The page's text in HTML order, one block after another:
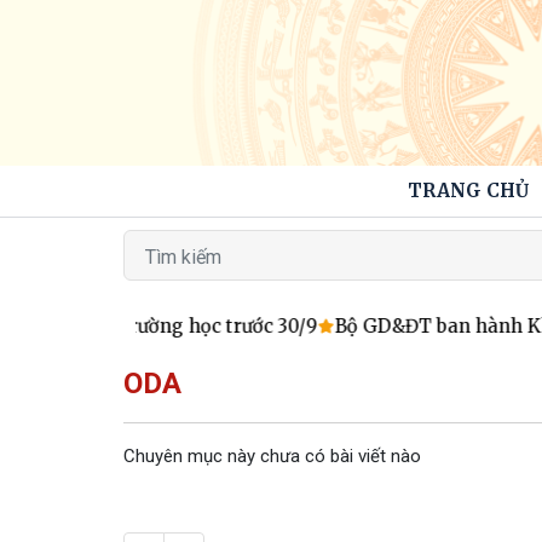
TRANG CHỦ
lãnh đạo trường học trước 30/9 Bộ GD&ĐT ban hành
ODA
Chuyên mục này chưa có bài viết nào